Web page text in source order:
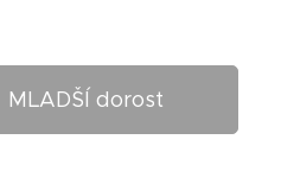
MLADŠÍ dorost